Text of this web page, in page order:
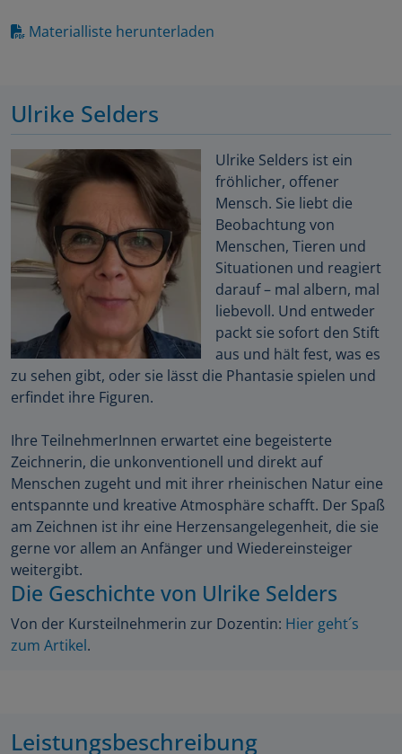
Materialliste herunterladen
Ulrike Selders
Ulrike Selders ist ein
fröhlicher, offener
Mensch. Sie liebt die
Beobachtung von
Menschen, Tieren und
Situationen und reagiert
darauf – mal albern, mal
liebevoll. Und entweder
packt sie sofort den Stift
aus und hält fest, was es
zu sehen gibt, oder sie lässt die Phantasie spielen und
erfindet ihre Figuren.
Ihre TeilnehmerInnen erwartet eine begeisterte
Zeichnerin, die unkonventionell und direkt auf
Menschen zugeht und mit ihrer rheinischen Natur eine
entspannte und kreative Atmosphäre schafft. Der Spaß
am Zeichnen ist ihr eine Herzensangelegenheit, die sie
gerne vor allem an Anfänger und Wiedereinsteiger
weitergibt.
Die Geschichte von Ulrike Selders
Von der Kursteilnehmerin zur Dozentin: Hier geht´s
zum Artikel.
Leistungsbeschreibung